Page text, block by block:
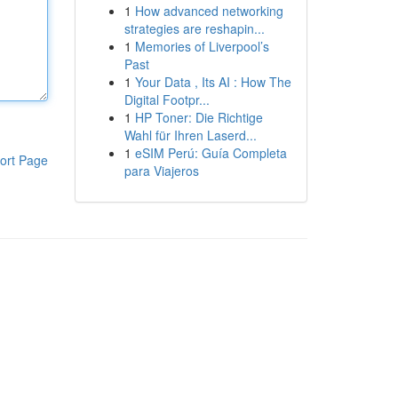
Page
1 How advanced networking
strategies are reshapin...
1 Memories of Liverpool’s
Past
1 Your Data , Its AI : How The
Digital Footpr...
1 HP Toner: Die Richtige
Wahl für Ihren Laserd...
1 eSIM Perú: Guía Completa
para Viajeros